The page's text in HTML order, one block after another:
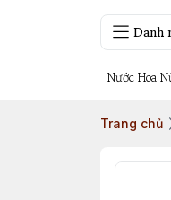
Danh
Nước Hoa
Trang chủ